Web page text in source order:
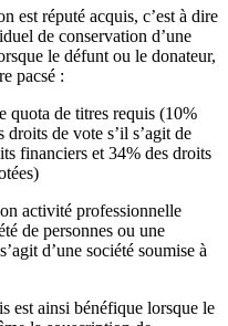
est réputé acquis, c’est à dire
de conservation d’une
le défunt ou le donateur,
pacsé :
quota de titres requis (10%
de vote s’il s’agit de
financiers et 34% des droits
activité professionnelle
de personnes ou une
d’une société soumise à
est ainsi bénéfique lorsque le